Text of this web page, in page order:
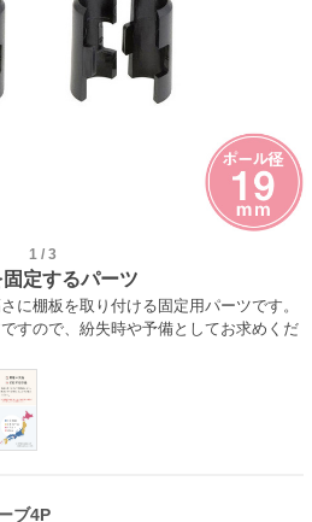
1/ 3
定するパーツ
に棚板を取り付ける固定用パーツです。
すので、紛失時や予備としてお求めくだ
ブ4P